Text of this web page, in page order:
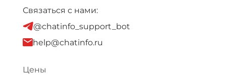
Связаться с нами:
@chatinfo_support_bot
help@chatinfo.ru
Цены